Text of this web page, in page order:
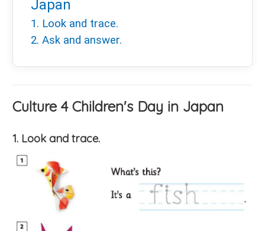
Japan
1. Look and trace.
2. Ask and answer.
Culture 4 Children's Day in Japan
1. Look and trace.